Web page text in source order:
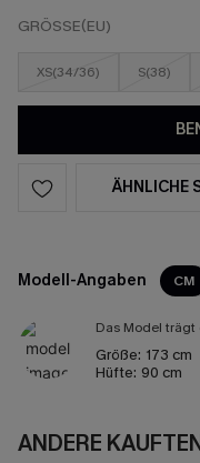
GRÖSSE(EU)
XS(34/36) S(38)
ÄHNLICHE
Modell-Angaben CM
Das Model trägt
Größe: 173 cm
Hüfte: 90 cm
ANDERE